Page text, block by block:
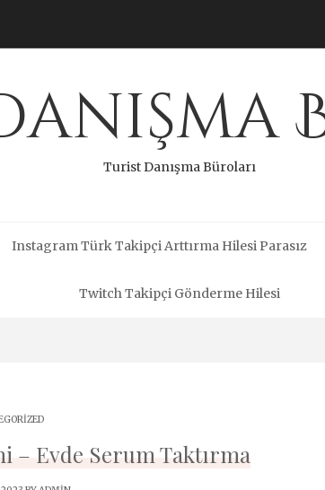
Turist Danışma Büroları
Instagram Türk Takipçi Arttırma Hilesi Parasız
Twitch Takipçi Gönderme Hilesi
– Evde Serum Taktırma